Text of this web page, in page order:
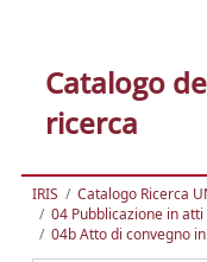
Catalogo
ricerca
IRIS
Catalogo Ricerca
04 Pubblicazione in
04b Atto di convegno